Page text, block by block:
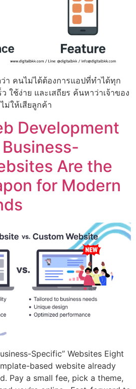
า คนไม่ได้ต้องการแอปที่ทำได้ทุก
ใช้ง่าย และเสถียร ค้นหาว่าเจ้าของ
ม่ให้เสียลูกค้า
Development
Are the
for Modern
Specific” Websites Eight
based website already
Pay a small fee, pick a theme,